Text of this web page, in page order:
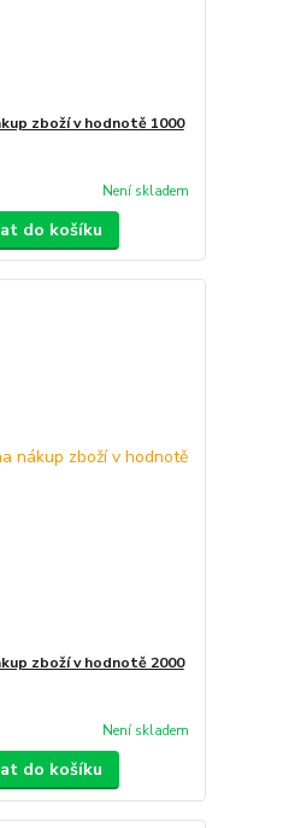
zboží v hodnotě 1000
Není skladem
do košíku
zboží v hodnotě 2000
Není skladem
do košíku